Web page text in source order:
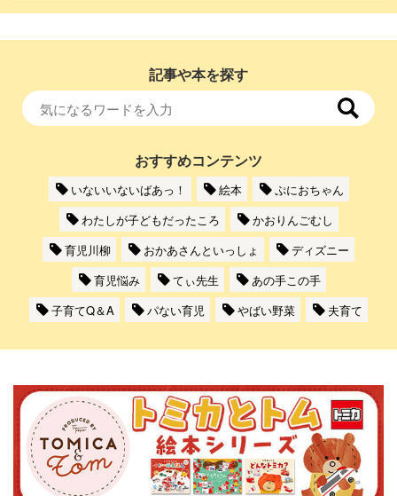
記事や本を探す
おすすめコンテンツ
いないいないばあっ！ 絵本
ぷにおちゃん
わたしが子どもだったころ
かおりんごむし
育児川柳
おかあさんといっしょ
ディズニー
育児悩み
てぃ先生
あの手この手
子育てQ＆A
パない育児 やばい野菜 夫育て